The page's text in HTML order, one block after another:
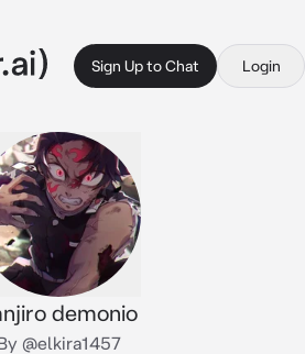
Sign Up to Chat Login
demonio
@elkira1457